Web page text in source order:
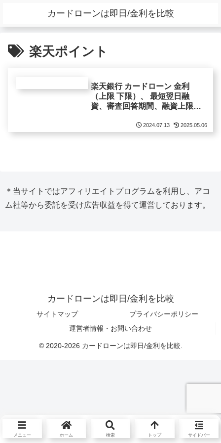
カードローンは即日/金利を比較
楽天ポイント
楽天銀行 カードローン 金利
（上限 下限）、 最短翌日融
資、審査回答期間、融資上限
報。審査時間最短即日審査結果
連絡 審査状況在籍確認返済額
2024.07.13 2025.05.06
＊当サイトではアフィリエイトプログラムを利用し、アコ
ム社等から委託を受け広告収益を得て運営しております。
カードローンは即日/金利を比較
サイトマップ
プライバシーポリシー
運営者情報・お問い合わせ
© 2020-2026 カードローンは即日/金利を比較.
メニュー ホーム 検索 トップ サイドバー